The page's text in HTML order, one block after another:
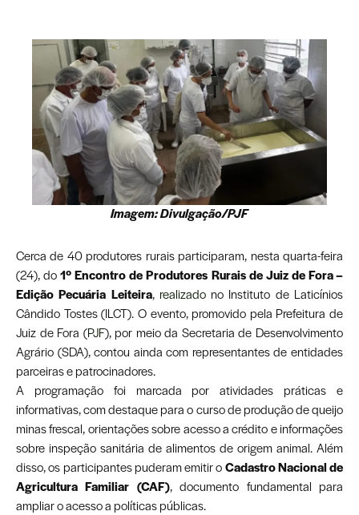
Imagem: Divulgação/PJF
Cerca de 40 produtores rurais participaram, nesta quarta-feira
(24), do1º Encontro de Produtores Rurais de Juiz de Fora –
Edição Pecuária Leiteira, realizadono Instituto de Laticínios
Cândido Tostes (ILCT). O evento, promovido pela Prefeitura de
Juiz de Fora (PJF), por meio da Secretaria de Desenvolvimento
Agrário (SDA), contou ainda com representantes de entidades
parceiras e patrocinadores.
A programação foi marcada por atividades práticas e
informativas, com destaque para o curso de produção de queijo
minas frescal, orientações sobre acesso a crédito e informações
sobre inspeção sanitária de alimentos de origem animal. Além
disso, os participantes puderam emitir oCadastro Nacional de
Agricultura Familiar (CAF), documento fundamental para
ampliar o acesso a políticas públicas.